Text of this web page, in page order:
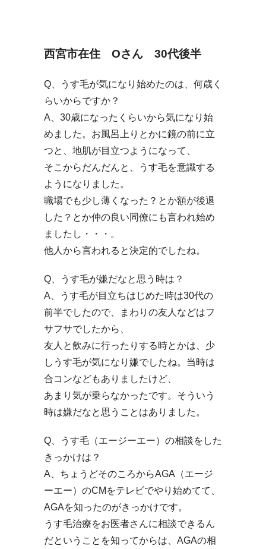
西宮市在住 Oさん 30代後半
Q、うす毛が気になり始めたのは、何歳く
らいからですか？
A、30歳になったくらいから気になり始
めました。お風呂上りとかに鏡の前に立
つと、地肌が目立つようになって、
そこからだんだんと、うす毛を意識する
ようになりました。
職場でも少し薄くなった？とか額が後退
した？とか仲の良い同僚にも言われ始め
ましたし・・・。
他人から言われると決定的でしたね。
Q、うす毛が嫌だなと思う時は？
A、うす毛が目立ちはじめた時は30代の
前半でしたので、まわりの友人などはフ
サフサでしたから、
友人と飲みに行ったりする時とかは、少
しうす毛が気になり嫌でしたね。当時は
合コンなどもありましたけど、
あまり気が乗らなかったです。そういう
時は嫌だなと思うことはありました。
Q、うす毛（エージーエー）の相談をした
きっかけは？
A、ちょうどそのころからAGA（エージ
ーエー）のCMをテレビでやり始めてて、
AGAを知ったのがきっかけです。
うす毛治療をお医者さんに相談できるん
だということを知ってからは、AGAの相